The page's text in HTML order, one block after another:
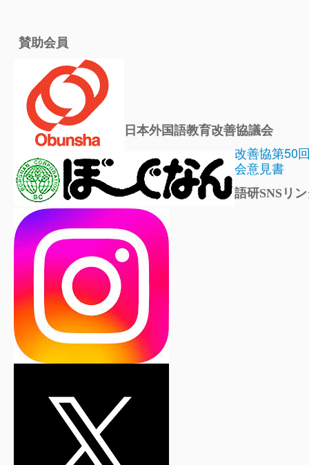
賛助会員
日本外国語教育改善協議会
改善協第50
会意見書
語研SNSリ